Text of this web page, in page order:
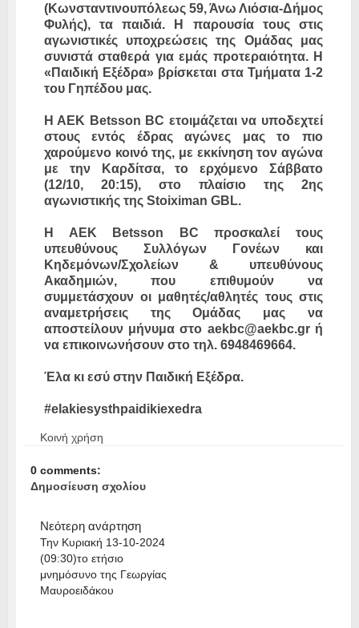
(Κωνσταντινουπόλεως 59, Άνω Λιόσια-Δήμος
Φυλής), τα παιδιά. Η παρουσία τους στις
αγωνιστικές υποχρεώσεις της Ομάδας μας
συνιστά σταθερά για εμάς προτεραιότητα. Η
«Παιδική Εξέδρα» βρίσκεται στα Τμήματα 1-2
του Γηπέδου μας.
Η ΑΕΚ Βetsson BC ετοιμάζεται να υποδεχτεί
στους εντός έδρας αγώνες μας το πιο
χαρούμενο κοινό της, με εκκίνηση τον αγώνα
με την Καρδίτσα, το ερχόμενο Σάββατο
(12/10, 20:15), στο πλαίσιο της 2ης
αγωνιστικής της Stoiximan GBL.
Η ΑΕΚ Betsson BC προσκαλεί τους
υπευθύνους Συλλόγων Γονέων και
Κηδεμόνων/Σχολείων & υπευθύνους
Ακαδημιών, που επιθυμούν να
συμμετάσχουν oι μαθητές/αθλητές τους στις
αναμετρήσεις της Ομάδας μας να
αποστείλουν μήνυμα στο aekbc@aekbc.grή
να επικοινωνήσουν στο τηλ. 6948469664.
Έλα κι εσύ στην Παιδική Εξέδρα.
#elakiesysthpaidikiexedra
Κοινή χρήση
0 comments:
Δημοσίευση σχολίου
Νεότερη ανάρτηση
Την Κυριακή 13-10-2024
(09:30)το ετήσιο
μνημόσυνο της Γεωργίας
Μαυροειδάκου